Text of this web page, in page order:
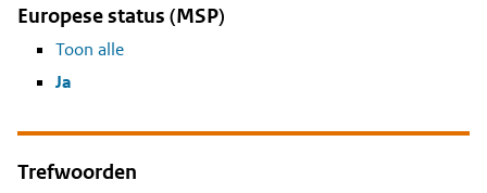
Europese status (MSP)
Toon alle
Ja
Trefwoorden